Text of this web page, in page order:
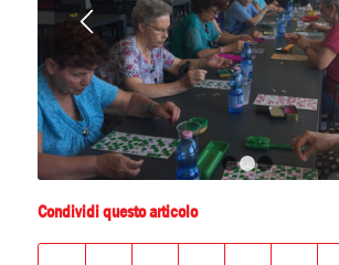
Condividi questo articolo